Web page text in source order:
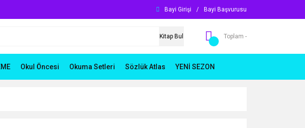
Bayi Girişi / Bayi Başvurusu
Kitap Bul Toplam -
Okul Öncesi Okuma Setleri Sözlük Atlas YENİ SEZON